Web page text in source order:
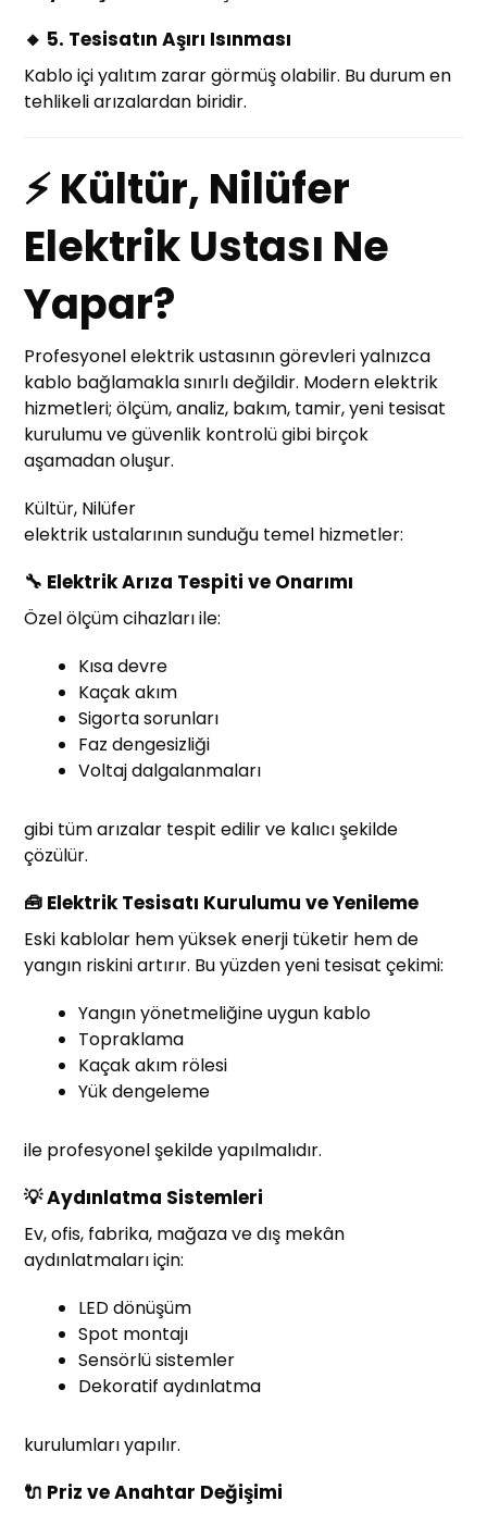
🔸 5. Tesisatın Aşırı Isınması
Kablo içi yalıtım zarar görmüş olabilir. Bu durum en
tehlikeli arızalardan biridir.
⚡ Kültür, Nilüfer
Elektrik Ustası Ne
Yapar?
Profesyonel elektrik ustasının görevleri yalnızca
kablo bağlamakla sınırlı değildir. Modern elektrik
hizmetleri; ölçüm, analiz, bakım, tamir, yeni tesisat
kurulumu ve güvenlik kontrolü gibi birçok
aşamadan oluşur.
Kültür, Nilüfer
elektrik ustalarının sunduğu temel hizmetler:
🔧 Elektrik Arıza Tespiti ve Onarımı
Özel ölçüm cihazları ile:
Kısa devre
Kaçak akım
Sigorta sorunları
Faz dengesizliği
Voltaj dalgalanmaları
gibi tüm arızalar tespit edilir ve kalıcı şekilde
çözülür.
🧰 Elektrik Tesisatı Kurulumu ve Yenileme
Eski kablolar hem yüksek enerji tüketir hem de
yangın riskini artırır. Bu yüzden yeni tesisat çekimi:
Yangın yönetmeliğine uygun kablo
Topraklama
Kaçak akım rölesi
Yük dengeleme
ile profesyonel şekilde yapılmalıdır.
💡 Aydınlatma Sistemleri
Ev, ofis, fabrika, mağaza ve dış mekân
aydınlatmaları için:
LED dönüşüm
Spot montajı
Sensörlü sistemler
Dekoratif aydınlatma
kurulumları yapılır.
🔌 Priz ve Anahtar Değişimi